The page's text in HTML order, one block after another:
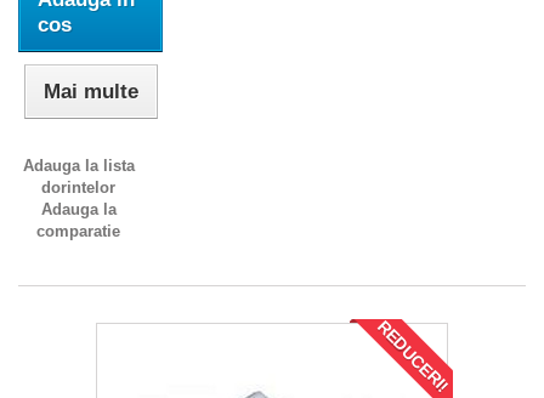
cos
Mai multe
Adauga la lista
dorintelor
Adauga la
comparatie
REDUCERI!